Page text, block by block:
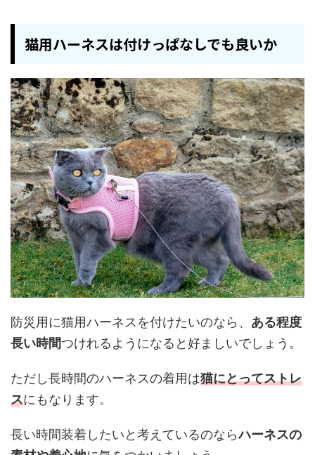
猫用ハーネスは付けっぱなしでも良いか
防災用に猫用ハーネスを付けたいのなら、 ある程度
長い時間つけれるようになると好ましいでしょう。
ただし長時間のハーネスの着用は猫にとってストレ
スにもなります。
長い時間装着したいと考えているのならハーネスの